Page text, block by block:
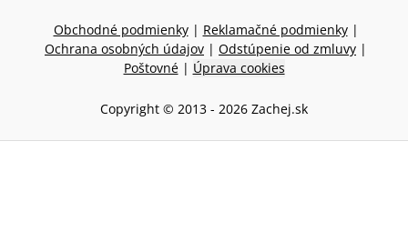
Obchodné podmienky | Reklamačné podmienky |
Ochrana osobných údajov | Odstúpenie od zmluvy |
Poštovné | Úprava cookies
Copyright © 2013 - 2026 Zachej.sk